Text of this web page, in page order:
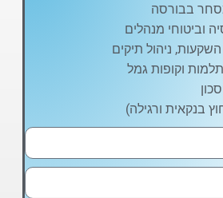
בבורסה
וביטוחי מנהלים
ניהול תיקים
וקופות גמל
בנקאית ורגילה)